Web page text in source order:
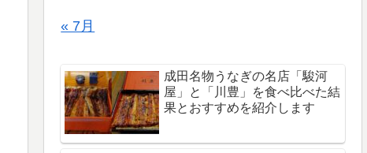
« 7月
成田名物うなぎの名店「駿河
屋」と「川豊」を食べ比べた結
果とおすすめを紹介します